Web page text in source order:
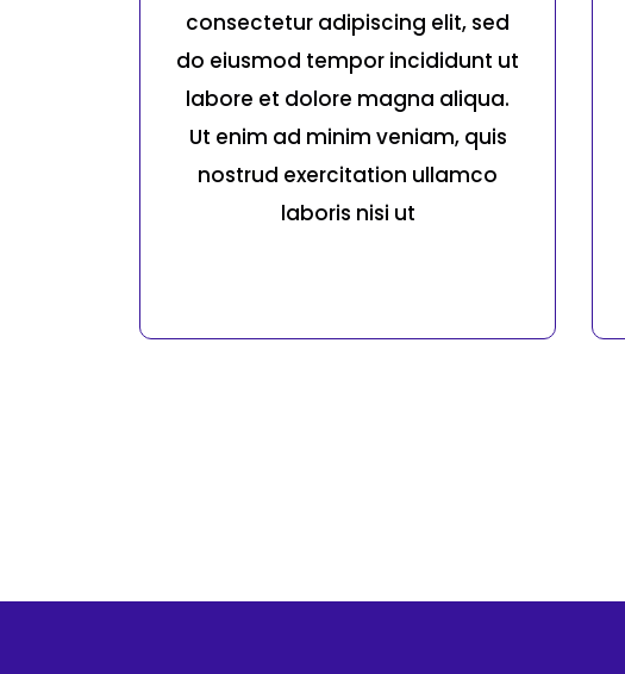
consectetur adipiscing elit, sed
do eiusmod tempor incididunt ut
labore et dolore magna aliqua.
Ut enim ad minim veniam, quis
nostrud exercitation ullamco
laboris nisi ut